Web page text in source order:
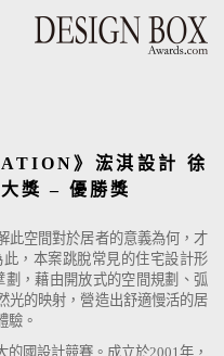
》浤淇設計 徐
獎 – 優勝獎
此空間對於居者的意義為何，才
，本案跳脫常見的住宅設計形
劃，藉由開放式的空間規劃、弧
光的映射，營造出舒適慢活的居
驗。
國設計競賽。成立於2001年，